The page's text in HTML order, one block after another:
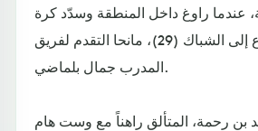
عندما راوغ داخل المنطقة وسدّد كرة
ارتدت من الدفاع إلى الشباك (29)، مانحا التقدم لفريق
المدرب جمال بلماضي.
بن رحمة، المتألق راهناً مع وست هام